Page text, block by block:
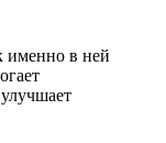
именно в ней